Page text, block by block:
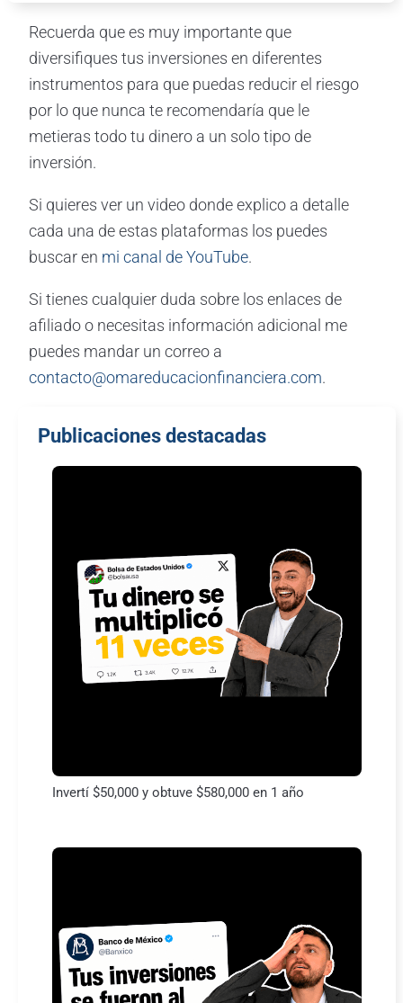
Recuerda que es muy importante que
diversifiques tus inversiones en diferentes
instrumentos para que puedas reducir el riesgo
por lo que nunca te recomendaría que le
metieras todo tu dinero a un solo tipo de
inversión.
Si quieres ver un video donde explico a detalle
cada una de estas plataformas los puedes
buscar en mi canal de YouTube.
Si tienes cualquier duda sobre los enlaces de
afiliado o necesitas información adicional me
puedes mandar un correo a
contacto@omareducacionfinanciera.com.
Publicaciones destacadas
Invertí $50,000 y obtuve $580,000 en 1 año